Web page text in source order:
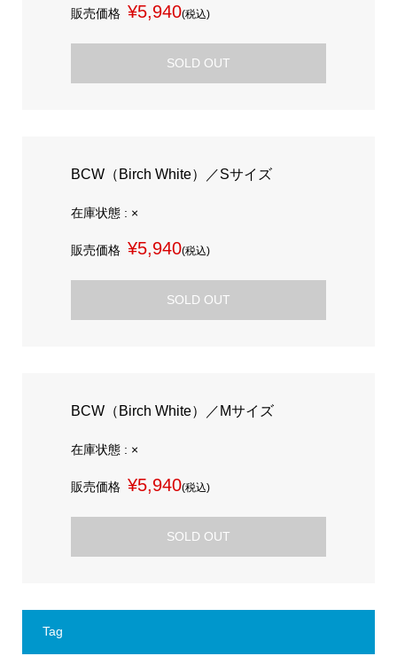
販売価格 ¥5,940(税込)
SOLD OUT
BCW（Birch White）／Sサイズ
在庫状態 : ×
販売価格 ¥5,940(税込)
SOLD OUT
BCW（Birch White）／Mサイズ
在庫状態 : ×
販売価格 ¥5,940(税込)
SOLD OUT
Tag